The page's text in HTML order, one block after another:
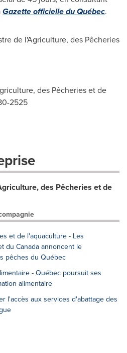
Gazette officielle du Québec.
de l'Agriculture, des Pêcheries
des Pêcheries et de
2525
des Pêcheries et de
et de l'aquaculture - Les
du Canada annoncent le
pêches du Québec
- Québec poursuit ses
alimentaire
l'accès aux services d'abattage des